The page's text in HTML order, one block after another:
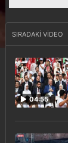
SIRADAKİ VİDEO
04:55